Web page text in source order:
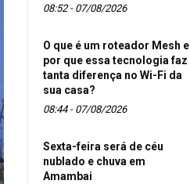
08:52 - 07/08/2026
O que é um roteador Mesh e
por que essa tecnologia faz
tanta diferença no Wi-Fi da
sua casa?
08:44 - 07/08/2026
Sexta-feira será de céu
nublado e chuva em
Amambai